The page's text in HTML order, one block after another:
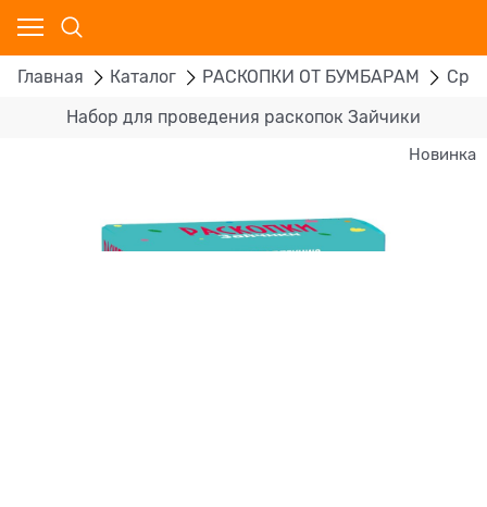
Главная Каталог РАСКОПКИ ОТ БУМБАРАМ
Набор для проведения раскопок Зайчики
Новинка